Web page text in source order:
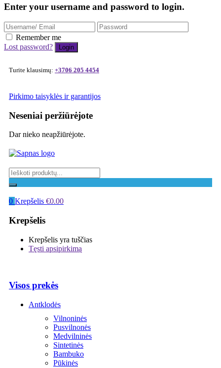
Enter your username and password to login.
Remember me
Lost password?
Turite klausimų: +3706 205 4454
Pirkimo taisyklės ir garantijos
Neseniai peržiūrėjote
Dar nieko neapžiūrėjote.
0 Krepšelis €0.00
Krepšelis
Krepšelis yra tuščias
Tęsti apsipirkimą
Visos prekės
Antklodės
Vilnoninės
Pusvilnonės
Medvilninės
Sintetinės
Bambuko
Pūkinės